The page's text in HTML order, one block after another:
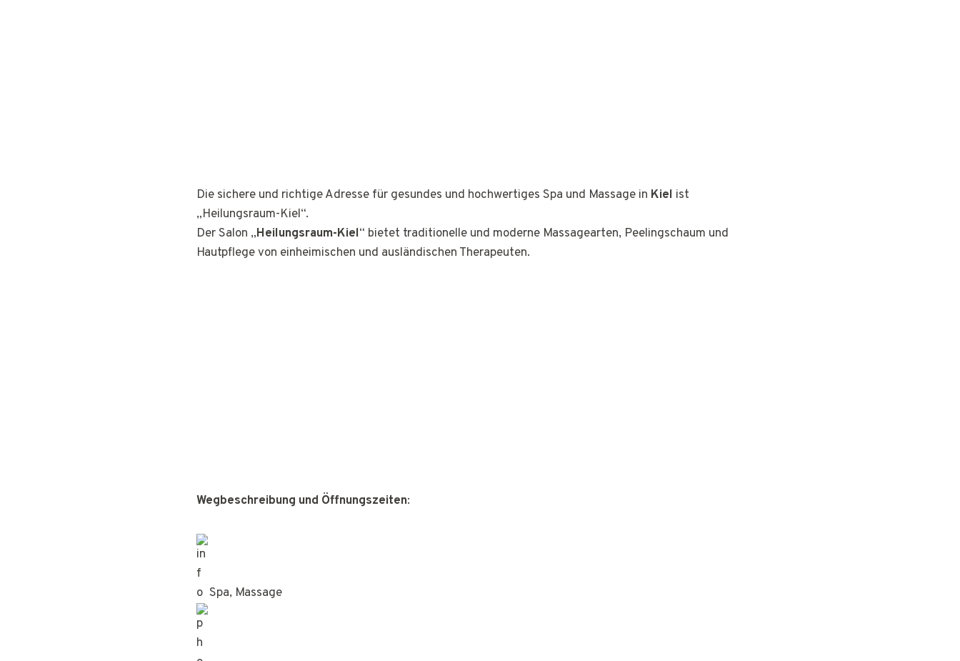
Die sichere und richtige Adresse für gesundes und hochwertiges Spa und Massage in Kiel ist
„Heilungsraum-Kiel“.
Der Salon „Heilungsraum-Kiel“ bietet traditionelle und moderne Massagearten, Peelingschaum und
Hautpflege von einheimischen und ausländischen Therapeuten.
Wegbeschreibung und Öffnungszeiten:
Spa, Massage